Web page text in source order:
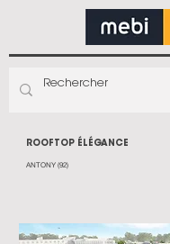
ROOFTOP ÉLÉGANCE
ANTONY (92)